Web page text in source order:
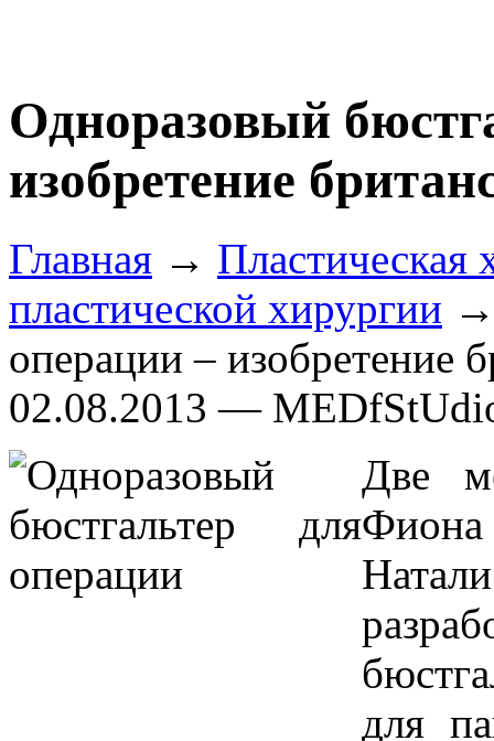
Одноразовый
изобретение
Главная → Пластическая
пластической хирургии →
операции – изобретение
02.08.2013 —
Две
Фиона
для